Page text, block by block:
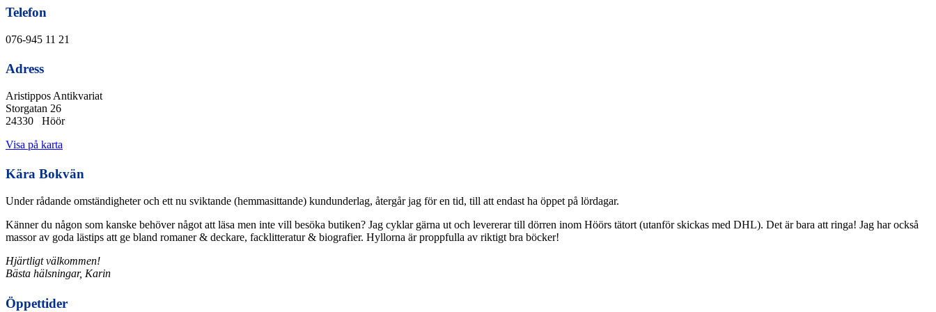
Telefon
076-945 11 21
Adress
Aristippos Antikvariat
Storgatan 26
24330 Höör
Visa på karta
Kära Bokvän
Under rådande omständigheter och ett nu sviktande (hemmasittande) kundunderlag, återgår jag för en tid, till att endast ha öppet på lördagar.
Känner du någon som kanske behöver något att läsa men inte vill besöka butiken? Jag cyklar gärna ut och levererar till dörren inom Höörs tätort (utanför skickas med DHL). Det är bara att ringa! Jag har också
massor av goda lästips att ge bland romaner & deckare, facklitteratur & biografier. Hyllorna är proppfulla av riktigt bra böcker!
Hjärtligt välkommen!
Bästa hälsningar, Karin
Öppettider